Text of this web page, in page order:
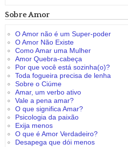
Sobre Amor
O Amor não é um Super-poder
O Amor Não Existe
Como Amar uma Mulher
Amor Quebra-cabeça
Por que você está sozinha(o)?
Toda fogueira precisa de lenha
Sobre o Ciúme
Amar, um verbo ativo
Vale a pena amar?
O que significa Amar?
Psicologia da paixão
Exija menos
O que é Amor Verdadeiro?
Desapega que dói menos